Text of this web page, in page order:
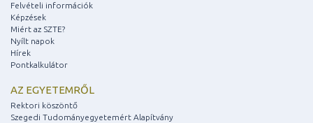
Felvételi információk
Képzések
Miért az SZTE?
Nyílt napok
Hírek
Pontkalkulátor
AZ EGYETEMRŐL
Rektori köszöntő
Szegedi Tudományegyetemért Alapítvány